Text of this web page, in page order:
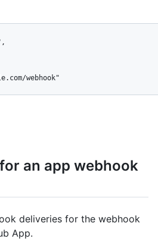
an app webhook
deliveries for the webhook
App.